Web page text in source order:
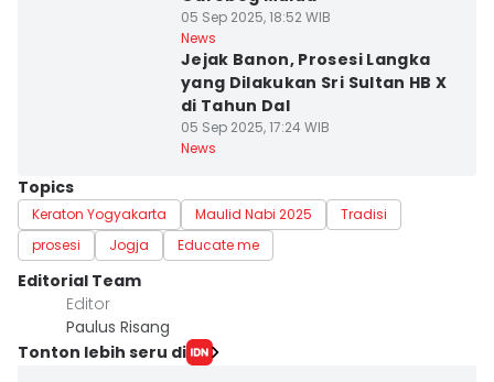
05 Sep 2025, 18:52 WIB
News
Jejak Banon, Prosesi Langka
yang Dilakukan Sri Sultan HB X
di Tahun Dal
05 Sep 2025, 17:24 WIB
News
Topics
Keraton Yogyakarta Maulid Nabi 2025
Tradisi
prosesi
Jogja Educate me
Editorial Team
Editor
Paulus Risang
Tonton lebih seru di